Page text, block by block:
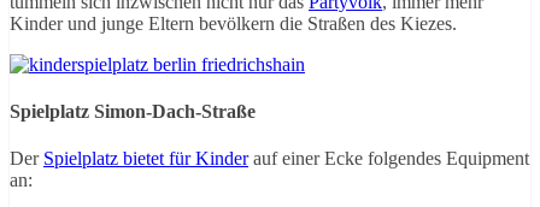
Kinder und junge Eltern bevölkern die Straßen des Kiezes.
Spielplatz Simon-Dach-Straße
Der Spielplatz bietet für Kinderauf einer Ecke folgendes Equipment
an: